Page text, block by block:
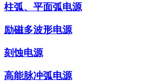
柱弧、平面弧电源
励磁多波形电源
刻蚀电源
高能脉冲弧电源